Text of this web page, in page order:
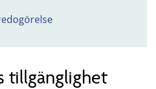
tillgänglighet